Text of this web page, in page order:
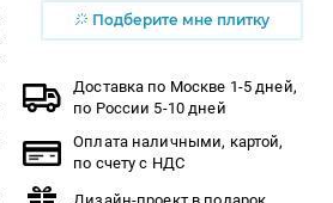
Подберите мне плитку
Доставка по Москве 1-5 дней,
по России 5-10 дней
Оплата наличными, картой,
по счету с НДС